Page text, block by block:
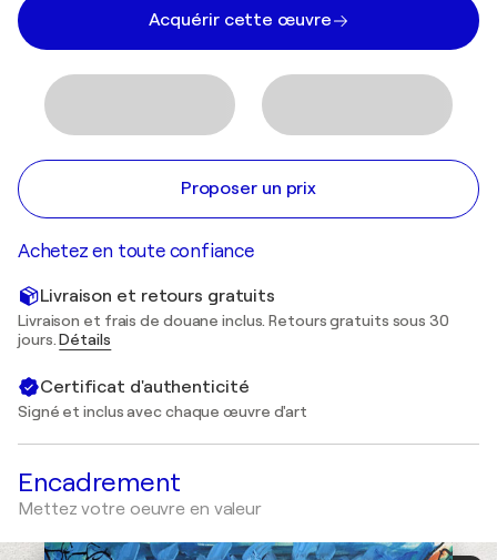
Acquérir cette œuvre
Proposer un prix
Achetez en toute confiance
Livraison et retours gratuits
Livraison et frais de douane inclus. Retours gratuits sous 30
jours.Détails
Certificat d'authenticité
Signé et inclus avec chaque œuvre d'art
Encadrement
Mettez votre oeuvre en valeur